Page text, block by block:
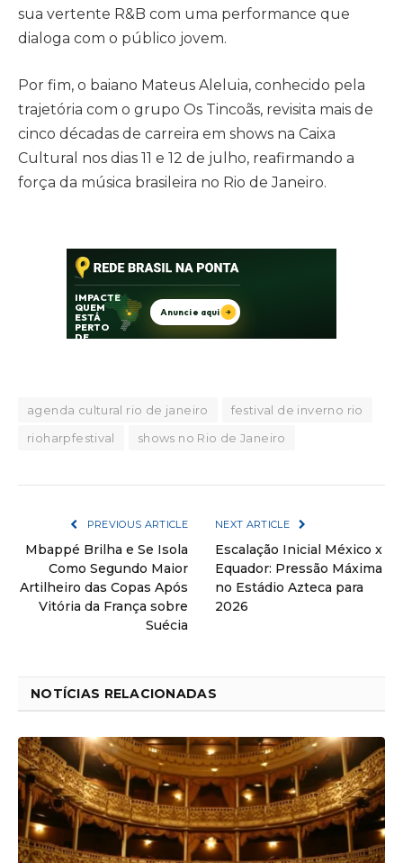
sua vertente R&B com uma performance que
dialoga com o público jovem.
Por fim, o baiano Mateus Aleluia, conhecido pela
trajetória com o grupo Os Tincoãs, revisita mais de
cinco décadas de carreira em shows na Caixa
Cultural nos dias 11 e 12 de julho, reafirmando a
força da música brasileira no Rio de Janeiro.
agenda cultural rio de janeiro
festival de inverno rio
rioharpfestival
shows no Rio de Janeiro
PREVIOUS ARTICLE
Mbappé Brilha e Se Isola
Como Segundo Maior
Artilheiro das Copas Após
Vitória da França sobre
Suécia
NEXT ARTICLE
Escalação Inicial México x
Equador: Pressão Máxima
no Estádio Azteca para
2026
NOTÍCIAS RELACIONADAS